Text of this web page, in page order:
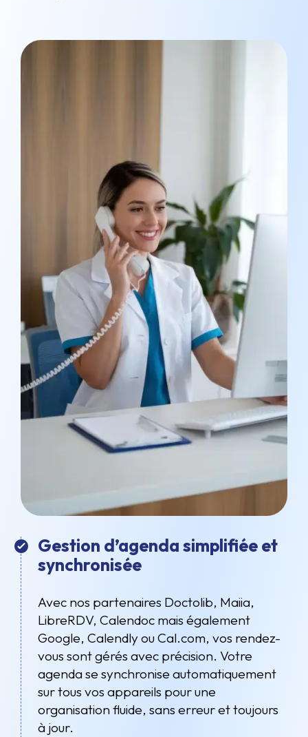
Gestion d’agenda simplifiée et
synchronisée
Avec nos partenaires Doctolib, Maiia,
LibreRDV, Calendoc mais également
Google, Calendly ou Cal.com, vos rendez-
vous sont gérés avec précision. Votre
agenda se synchronise automatiquement
sur tous vos appareils pour une
organisation fluide, sans erreur et toujours
à jour.